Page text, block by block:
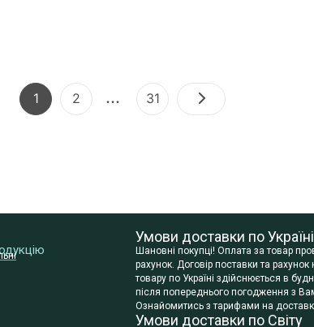
1 2 … 31
Умови доставки по Україні
Шановні покупці! Оплата за товар
рахунок. Договір поставки та
товару по Україні здійснюється в
після попереднього погодження з
Ознайомитись з тарифами на
Умови доставки по Світу